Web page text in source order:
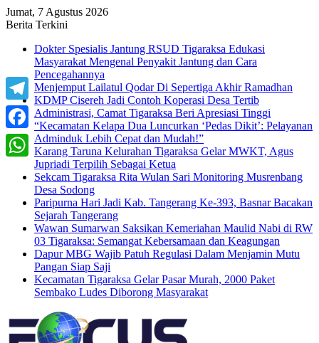
Jumat, 7 Agustus 2026
Berita Terkini
Dokter Spesialis Jantung RSUD Tigaraksa Edukasi
Masyarakat Mengenal Penyakit Jantung dan Cara
Pencegahannya
Menjemput Lailatul Qodar Di Sepertiga Akhir Ramadhan
KDMP Cisereh Jadi Contoh Koperasi Desa Tertib
Administrasi, Camat Tigaraksa Beri Apresiasi Tinggi
“Kecamatan Kelapa Dua Luncurkan ‘Pedas Dikit’: Pelayanan
Adminduk Lebih Cepat dan Mudah!”
Karang Taruna Kelurahan Tigaraksa Gelar MWKT, Agus
Jupriadi Terpilih Sebagai Ketua
Sekcam Tigaraksa Rita Wulan Sari Monitoring Musrenbang
Desa Sodong
Paripurna Hari Jadi Kab. Tangerang Ke-393, Basnar Bacakan
Sejarah Tangerang
Wawan Sumarwan Saksikan Kemeriahan Maulid Nabi di RW
03 Tigaraksa: Semangat Kebersamaan dan Keagungan
Dapur MBG Wajib Patuh Regulasi Dalam Menjamin Mutu
Pangan Siap Saji
Kecamatan Tigaraksa Gelar Pasar Murah, 2000 Paket
Sembako Ludes Diborong Masyarakat
Telegram
Facebook
WhatsApp